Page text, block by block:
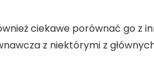
ciekawe porównać go z
z niektórymi z